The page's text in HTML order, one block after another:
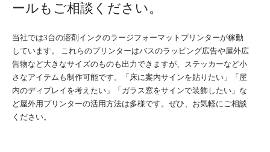
ールもご相談ください。
当社では3台の溶剤インクのラージフォーマットプリンターが稼動
しています。 これらのプリンターはバスのラッピング広告や屋外広
告物など大きなサイズのものも出力できますが、ステッカーなど小
さなアイテムも制作可能です。「床に案内サインを貼りたい」「屋
内のディプレイを考えたい」「ガラス窓をサインで装飾したい」な
ど屋外用プリンターの活用方法は多様です。ぜひ、お気軽にご相談
ください。